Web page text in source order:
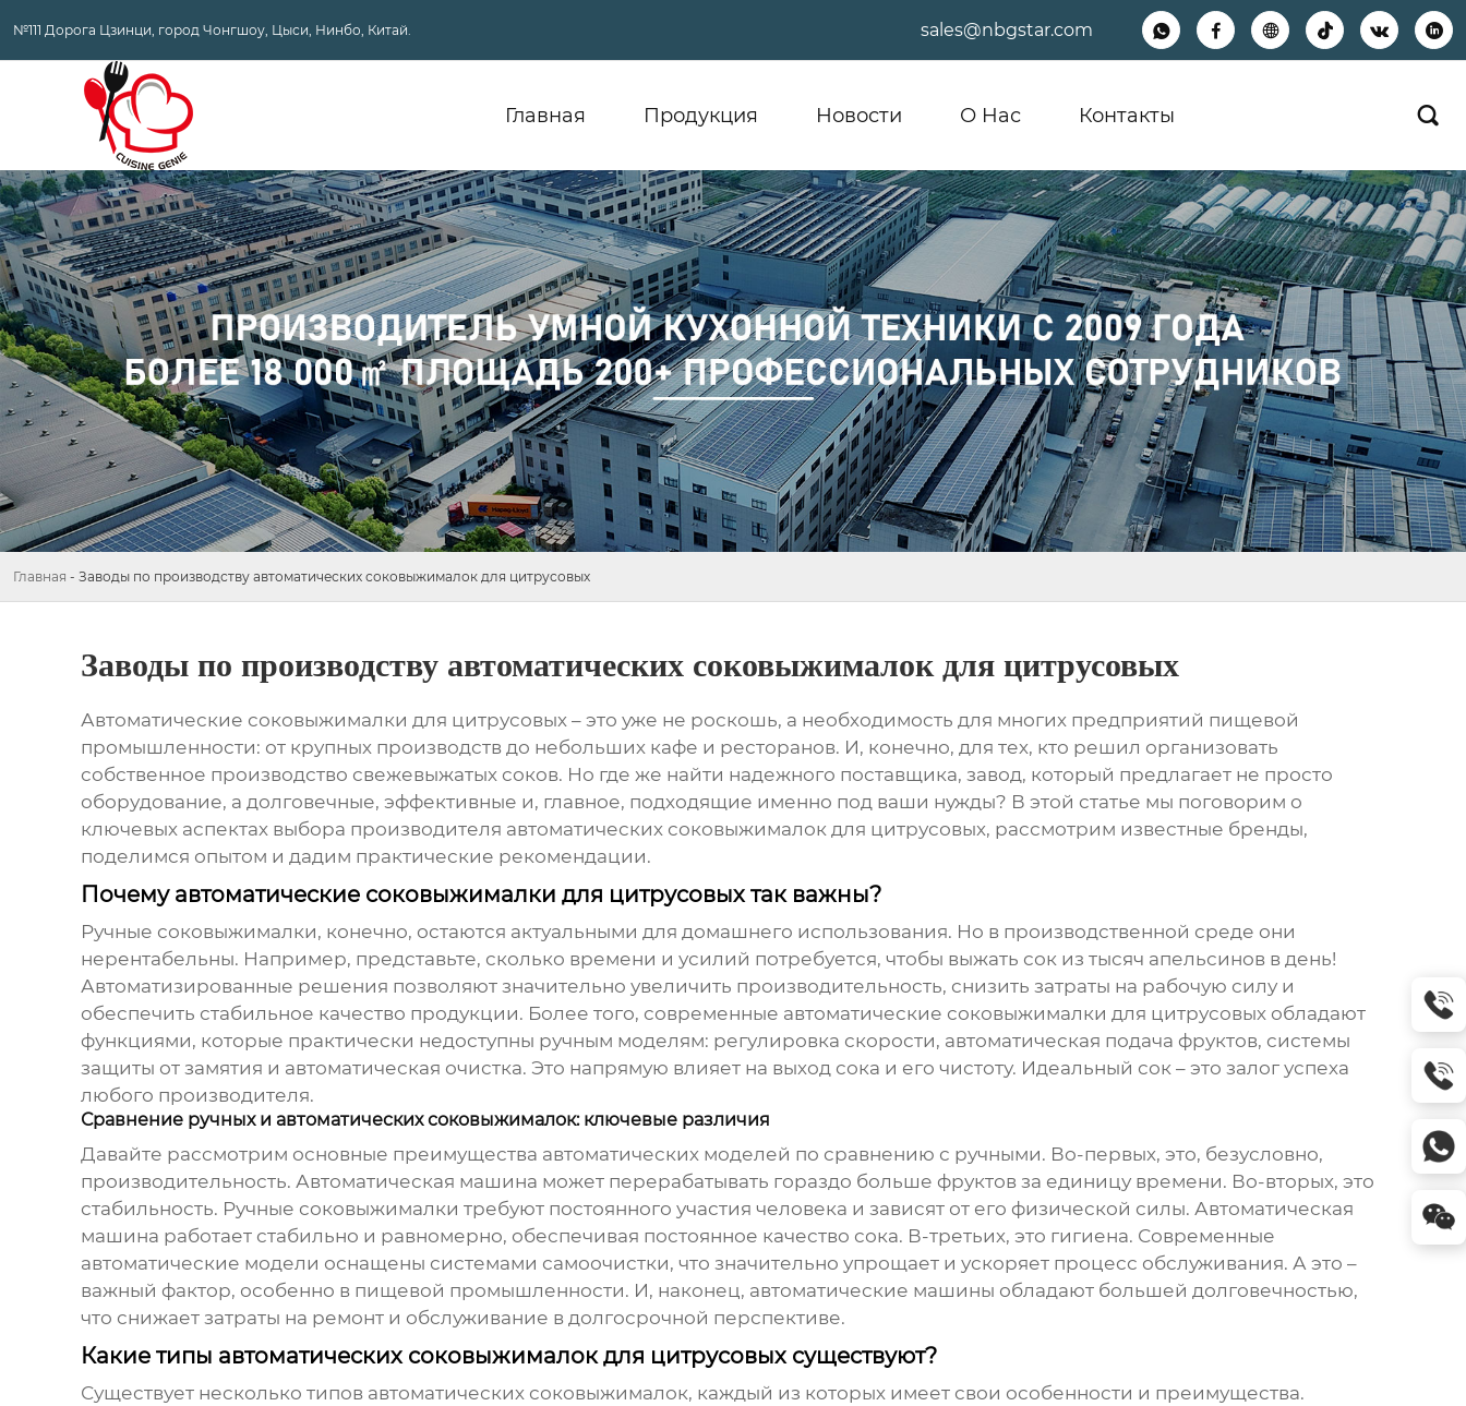
№111 Дорога Цзинци, город Чонгшоу, Цыси, Нинбо, Китай. sales@nbgstar.com      
Главная Продукция Новости О Hас Контакты 
Главная - Заводы по производству автоматических соковыжималок для цитрусовых
Заводы по производству автоматических соковыжималок для цитрусовых
Автоматические соковыжималки для цитрусовых – это уже не роскошь, а необходимость для многих предприятий пищевой
промышленности: от крупных производств до небольших кафе и ресторанов. И, конечно, для тех, кто решил организовать
собственное производство свежевыжатых соков. Но где же найти надежного поставщика, завод, который предлагает не просто
оборудование, а долговечные, эффективные и, главное, подходящие именно под ваши нужды? В этой статье мы поговорим о
ключевых аспектах выбора производителя автоматических соковыжималок для цитрусовых, рассмотрим известные бренды,
поделимся опытом и дадим практические рекомендации.
Почему автоматические соковыжималки для цитрусовых так важны?
Ручные соковыжималки, конечно, остаются актуальными для домашнего использования. Но в производственной среде они
нерентабельны. Например, представьте, сколько времени и усилий потребуется, чтобы выжать сок из тысяч апельсинов в день!
Автоматизированные решения позволяют значительно увеличить производительность, снизить затраты на рабочую силу и
обеспечить стабильное качество продукции. Более того, современные автоматические соковыжималки для цитрусовыхобладают
функциями, которые практически недоступны ручным моделям: регулировка скорости, автоматическая подача фруктов, системы
защиты от замятия и автоматическая очистка. Это напрямую влияет на выход сока и его чистоту. Идеальный сок – это залог успеха
любого производителя.
Сравнение ручных и автоматических соковыжималок: ключевые различия
Давайте рассмотрим основные преимущества автоматических моделей по сравнению с ручными. Во-первых, это, безусловно,
производительность. Автоматическая машина может перерабатывать гораздо больше фруктов за единицу времени. Во-вторых, это
стабильность. Ручные соковыжималки требуют постоянного участия человека и зависят от его физической силы. Автоматическая
машина работает стабильно и равномерно, обеспечивая постоянное качество сока. В-третьих, это гигиена. Современные
автоматические модели оснащены системами самоочистки, что значительно упрощает и ускоряет процесс обслуживания. А это –
важный фактор, особенно в пищевой промышленности. И, наконец, автоматические машины обладают большей долговечностью,
что снижает затраты на ремонт и обслуживание в долгосрочной перспективе.
Какие типы автоматических соковыжималок для цитрусовых существуют?
Существует несколько типов автоматических соковыжималок, каждый из которых имеет свои особенности и преимущества.